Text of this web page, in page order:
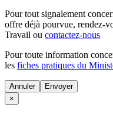
Pour tout signalement
offre déjà pourvue, rendez-
Travail ou contactez-nous
Pour toute information
les fiches pratiques du
Annuler
×